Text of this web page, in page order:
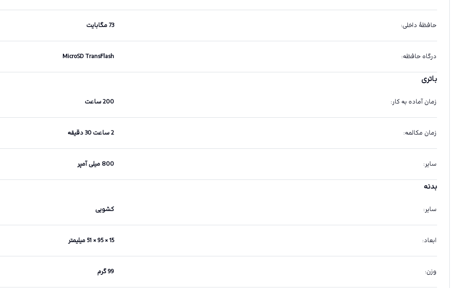
حافظهٔ داخلی: 73 مگابایت
درگاه حافظه:
MicroSD TransFlash
باتری
زمان آماده به کار: 200 ساعت
زمان مکالمه: 2 ساعت 30 دقیقه
سایر: 800 میلی آمپر
بدنه
سایر: کشویی
ابعاد: 15 × 95 × 51 میلیمتر
وزن: 99 گرم